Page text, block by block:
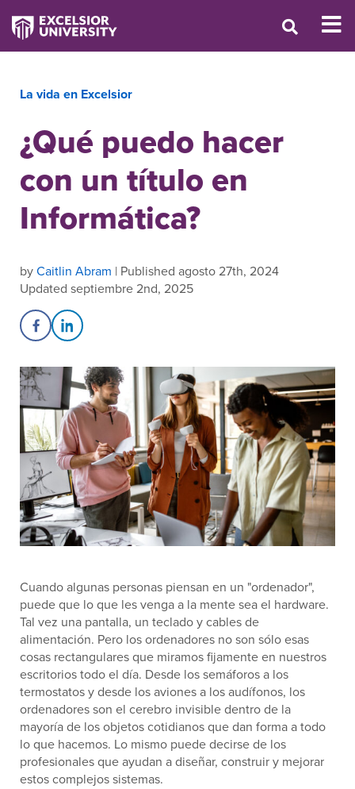
La vida en Excelsior
¿Qué puedo hacer
con un título en
Informática?
byCaitlin Abram | Published agosto 27th, 2024
Updated septiembre 2nd, 2025
Share on Facebook
Share on LinkedIn
Cuando algunas personas piensan en un "ordenador",
puede que lo que les venga a la mente sea el hardware.
Tal vez una pantalla, un teclado y cables de
alimentación. Pero los ordenadores no son sólo esas
cosas rectangulares que miramos fijamente en nuestros
escritorios todo el día. Desde los semáforos a los
termostatos y desde los aviones a los audífonos, los
ordenadores son el cerebro invisible dentro de la
mayoría de los objetos cotidianos que dan forma a todo
lo que hacemos. Lo mismo puede decirse de los
profesionales que ayudan a diseñar, construir y mejorar
estos complejos sistemas.